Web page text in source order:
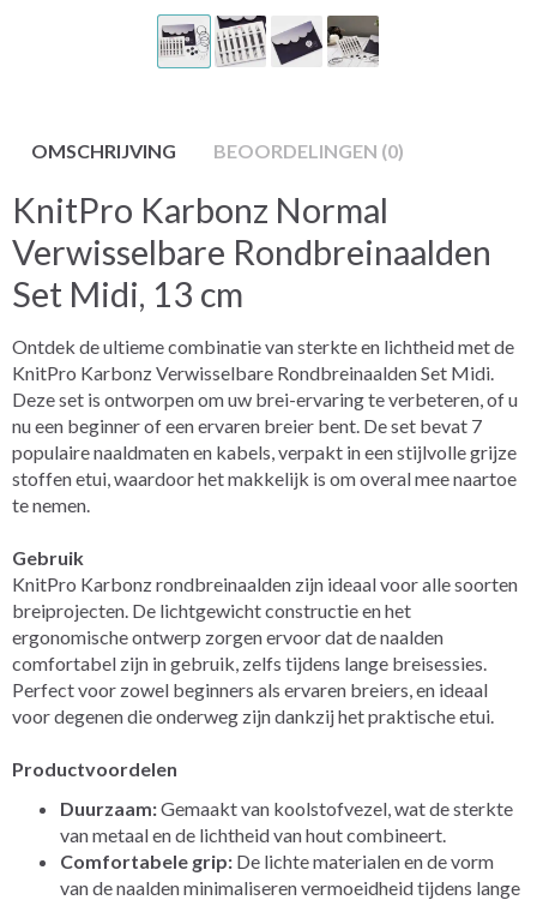
OMSCHRIJVING BEOORDELINGEN (0)
KnitPro Karbonz Normal
Verwisselbare Rondbreinaalden
Set Midi, 13 cm
Ontdek de ultieme combinatie van sterkte en lichtheid met de
KnitPro Karbonz Verwisselbare Rondbreinaalden Set Midi.
Deze set is ontworpen om uw brei-ervaring te verbeteren, of u
nu een beginner of een ervaren breier bent. De set bevat 7
populaire naaldmaten en kabels, verpakt in een stijlvolle grijze
stoffen etui, waardoor het makkelijk is om overal mee naartoe
te nemen.
Gebruik
KnitPro Karbonz rondbreinaalden zijn ideaal voor alle soorten
breiprojecten. De lichtgewicht constructie en het
ergonomische ontwerp zorgen ervoor dat de naalden
comfortabel zijn in gebruik, zelfs tijdens lange breisessies.
Perfect voor zowel beginners als ervaren breiers, en ideaal
voor degenen die onderweg zijn dankzij het praktische etui.
Productvoordelen
Duurzaam:Gemaakt van koolstofvezel, wat de sterkte
van metaal en de lichtheid van hout combineert.
Comfortabele grip: De lichte materialen en de vorm
van de naalden minimaliseren vermoeidheid tijdens lange